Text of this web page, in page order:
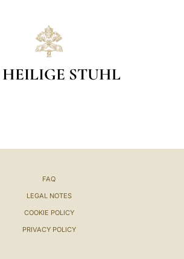
HEILIGE STUHL
FAQ
LEGAL NOTES
COOKIE POLICY
PRIVACY POLICY